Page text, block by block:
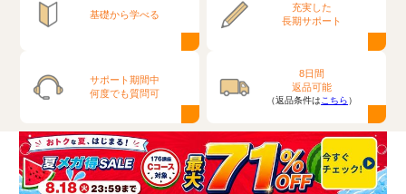
基礎から学べる
充実した
長期サポート
サポート期間中
何度でも質問可
8日間
返品可能
（返品条件は こちら）